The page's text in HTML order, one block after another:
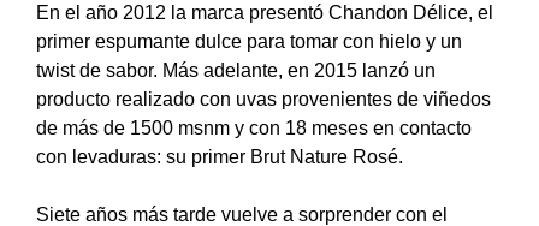
En el año 2012 la marca presentó Chandon Délice, el
primer espumante dulce para tomar con hielo y un
twist de sabor. Más adelante, en 2015 lanzó un
producto realizado con uvas provenientes de viñedos
de más de 1500 msnm y con 18 meses en contacto
con levaduras: su primer Brut Nature Rosé.
Siete años más tarde vuelve a sorprender con el